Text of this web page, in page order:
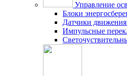
Управление
Блоки
Датчики
Импульсные